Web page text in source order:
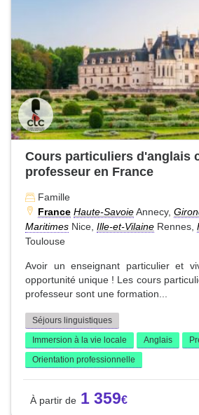
Cours particuliers d'anglais
professeur en France
Famille
France Haute-SavoieAnnecy,
Maritimes Nice, Ille-et-Vilaine Rennes,
Toulouse
Avoir un enseignant particulier et
opportunité unique ! Les cours
professeur sont une formation...
Séjours linguistiques
Immersion à la vie locale
Anglais
Orientation professionnelle
1 359